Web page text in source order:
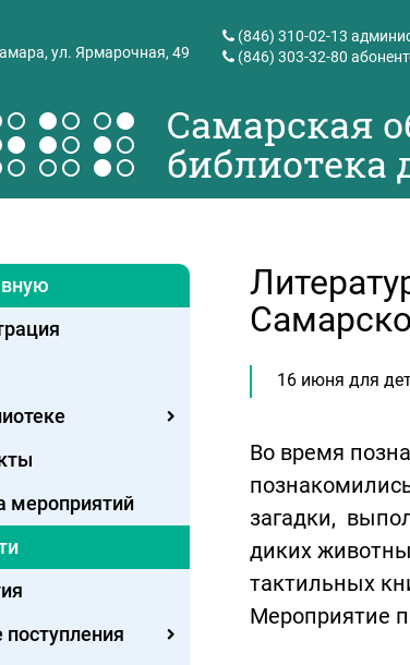
ул. Ярмарочная, 49
(846) 310-02-13
(846) 303-32-80
Самарская
библиотека
мероприятий
16 июня для
Во время
загадки,
диких
тактильных
Мероприятие